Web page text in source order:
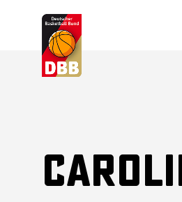
Suchvorschläge